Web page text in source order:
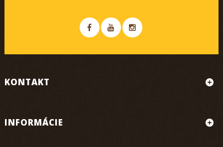
KONTAKT
INFORMÁCIE